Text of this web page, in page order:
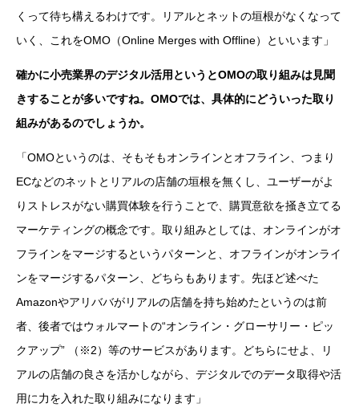
くって待ち構えるわけです。リアルとネットの垣根がなくなって
いく、これをOMO（Online Merges with Offline）といいます」
確かに小売業界のデジタル活用というとOMOの取り組みは見聞
きすることが多いですね。OMOでは、具体的にどういった取り
組みがあるのでしょうか。
「OMOというのは、そもそもオンラインとオフライン、つまり
ECなどのネットとリアルの店舗の垣根を無くし、ユーザーがよ
りストレスがない購買体験を行うことで、購買意欲を掻き立てる
マーケティングの概念です。取り組みとしては、オンラインがオ
フラインをマージするというパターンと、オフラインがオンライ
ンをマージするパターン、どちらもあります。先ほど述べた
Amazonやアリババがリアルの店舗を持ち始めたというのは前
者、後者ではウォルマートの“オンライン・グローサリー・ピッ
クアップ” （※2）等のサービスがあります。どちらにせよ、リ
アルの店舗の良さを活かしながら、デジタルでのデータ取得や活
用に力を入れた取り組みになります」